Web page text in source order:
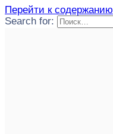
Перейти к содержанию
Search for: